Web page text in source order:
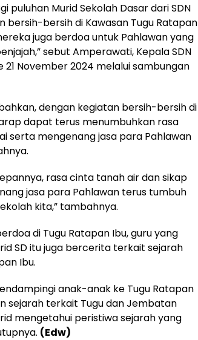
puluhan Murid Sekolah Dasar dari SDN
bersih-bersih di Kawasan Tugu Ratapan
juga berdoa untuk Pahlawan yang
sebut Amperawati, Kepala SDN
21 November 2024 melalui sambungan
dengan kegiatan bersih-bersih di
dapat terus menumbuhkan rasa
serta mengenang jasa para Pahlawan
rasa cinta tanah air dan sikap
jasa para Pahlawan terus tumbuh
kita,” tambahnya.
di Tugu Ratapan Ibu, guru yang
SD itu juga bercerita terkait sejarah
Ibu.
anak-anak ke Tugu Ratapan
sejarah terkait Tugu dan Jembatan
mengetahui peristiwa sejarah yang
(Edw)